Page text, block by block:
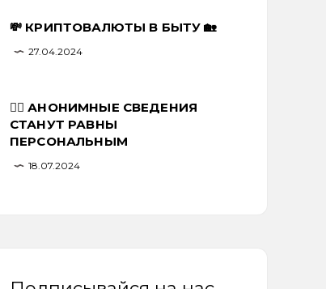
💸 КРИПТОВАЛЮТЫ В БЫТУ 🏡
27.04.2024
🕵️‍♂️ АНОНИМНЫЕ СВЕДЕНИЯ
СТАНУТ РАВНЫ
ПЕРСОНАЛЬНЫМ
18.07.2024